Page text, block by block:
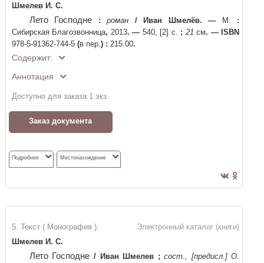
Шмелев И. С.
Лето Господне : роман / Иван Шмелёв. — М. :
Сибирская Благозвонница, 2013. — 540, [2] с. ; 21 см. — ISBN
978-5-91362-744-5 (в пер.) : 215.00.
Содержит:
Аннотация
Доступно для заказа:1 экз.
Заказ документа
Подробнее Местонахождение
Электронный каталог (книги)
5. Текст ( Монография ).
Шмелев И. С.
Лето Господне / Иван Шмелев ; сост., [предисл.] О.